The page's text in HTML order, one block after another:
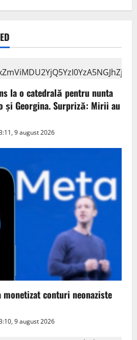
la o catedrală pentru nunta
şi Georgina. Surpriză: Mirii au
9 august 2026
monetizat conturi neonaziste
9 august 2026